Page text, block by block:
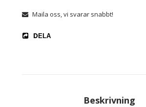
Maila oss, vi svarar snabbt!
DELA
Beskrivning